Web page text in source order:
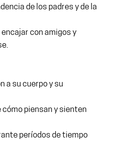
de los padres y de la
con amigos y
a su cuerpo y su
cómo piensan y sienten
períodos de tiempo